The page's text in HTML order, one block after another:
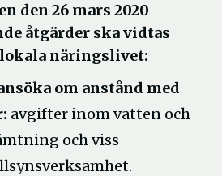
den 26 mars 2020
åtgärder ska vidtas
näringslivet:
om anstånd med
avgifter inom vatten och
och viss